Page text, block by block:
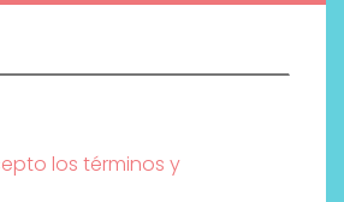
los términos y